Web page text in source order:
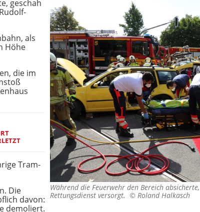
Während die Feuerwehr den Bereich
Rettungsdienst versorgt. © Roland Halkasch
geschah
als
Höhe
die im
Tram-
Die
davon:
demoliert.